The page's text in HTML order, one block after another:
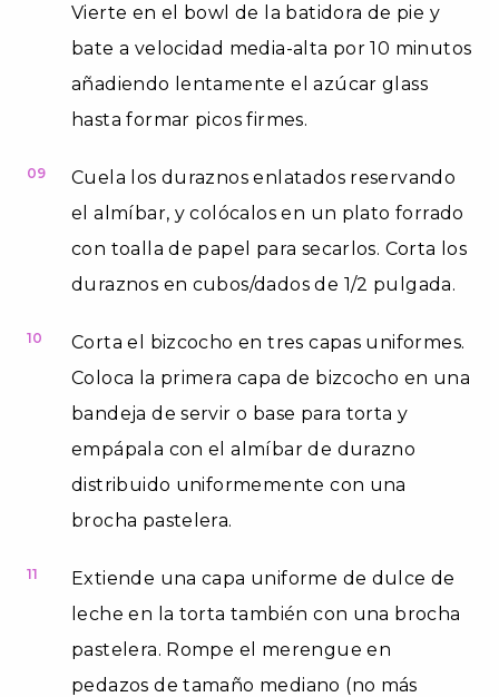
Vierte en el bowl de la batidora de pie y
bate a velocidad media-alta por 10 minutos
añadiendo lentamente el azúcar glass
hasta formar picos firmes.
09
Cuela los duraznos enlatados reservando
el almíbar, y colócalos en un plato forrado
con toalla de papel para secarlos. Corta los
duraznos en cubos/dados de 1/2 pulgada.
10
Corta el bizcocho en tres capas uniformes.
Coloca la primera capa de bizcocho en una
bandeja de servir o base para torta y
empápala con el almíbar de durazno
distribuido uniformemente con una
brocha pastelera.
11
Extiende una capa uniforme de dulce de
leche en la torta también con una brocha
pastelera. Rompe el merengue en
pedazos de tamaño mediano (no más